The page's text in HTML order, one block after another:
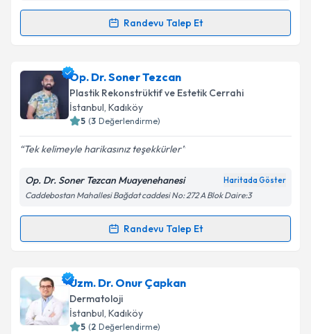
kapsamda işlenmesini kabul ediyorum.
Randevu Talep Et
Randevu Takvimi Talebi
Doç. Dr. Murat Sarıcıiçin randevu takvimi talebi
oluşturun. Size bu uzmandan randevu almanız için bir
takvim hazırlandığında e-posta ile bilgilendireceğiz.
Kişisel verilerimin işlenmesine ilişkinAydınlatma
Metni'ni okudum ve kişisel verilerimin belirtilen
kapsamda işlenmesini kabul ediyorum.
Op. Dr. Soner Tezcan
Plastik Rekonstrüktif ve Estetik Cerrahi
İstanbul, Kadıköy
5 (3 Değerlendirme)
Tek kelimeyle harikasınız teşekkürler
Op. Dr. Soner Tezcan Muayenehanesi Haritada Göster
Caddebostan Mahallesi Bağdat caddesi No: 272 A Blok Daire:3
Randevu Talep Et
Randevu Takvimi Talebi
Op. Dr. Soner Tezcaniçin randevu takvimi talebi
oluşturun. Size bu uzmandan randevu almanız için bir
takvim hazırlandığında e-posta ile bilgilendireceğiz.
Uzm. Dr. Onur Çapkan
Dermatoloji
İstanbul, Kadıköy
5 (2 Değerlendirme)